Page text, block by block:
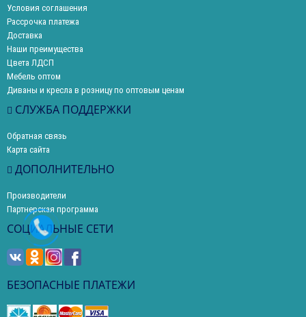
Условия соглашения
Рассрочка платежа
Доставка
Наши преимущества
Цвета ЛДСП
Мебель оптом
Диваны и кресла в розницу по оптовым ценам
СЛУЖБА ПОДДЕРЖКИ
Обратная связь
Карта сайта
ДОПОЛНИТЕЛЬНО
Производители
Партнерская программа
СОЦИАЛЬНЫЕ СЕТИ
БЕЗОПАСНЫЕ ПЛАТЕЖИ